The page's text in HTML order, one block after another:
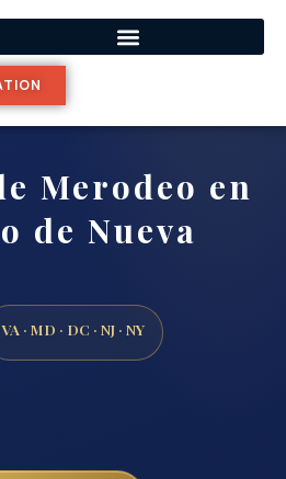
Merodeo en
de Nueva
VA · MD · DC · NJ · NY